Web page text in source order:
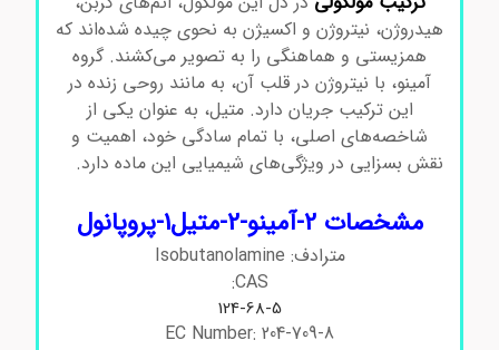
هیدروژن، نیتروژن و اکسیژن به نحوی چیده شده‌اند که
همزیستی و هماهنگی را به تصویر می‌کشند. گروه
آمینو، با نیتروژن در قلب آن، به مانند روحی زنده در
این ترکیب جریان دارد. متیل، به عنوان یکی از
شاخصه‌های اصلی، با تمام سادگی خود، اهمیت و
نقش بسزایی در ویژگی‌های شیمیایی این ماده دارد. 2-
مشخصات 2-آمینو-2-متیل1-پروپانول
مترادف: Isobutanolamine
CAS:
124-68-5
EC Number: 204-709-8